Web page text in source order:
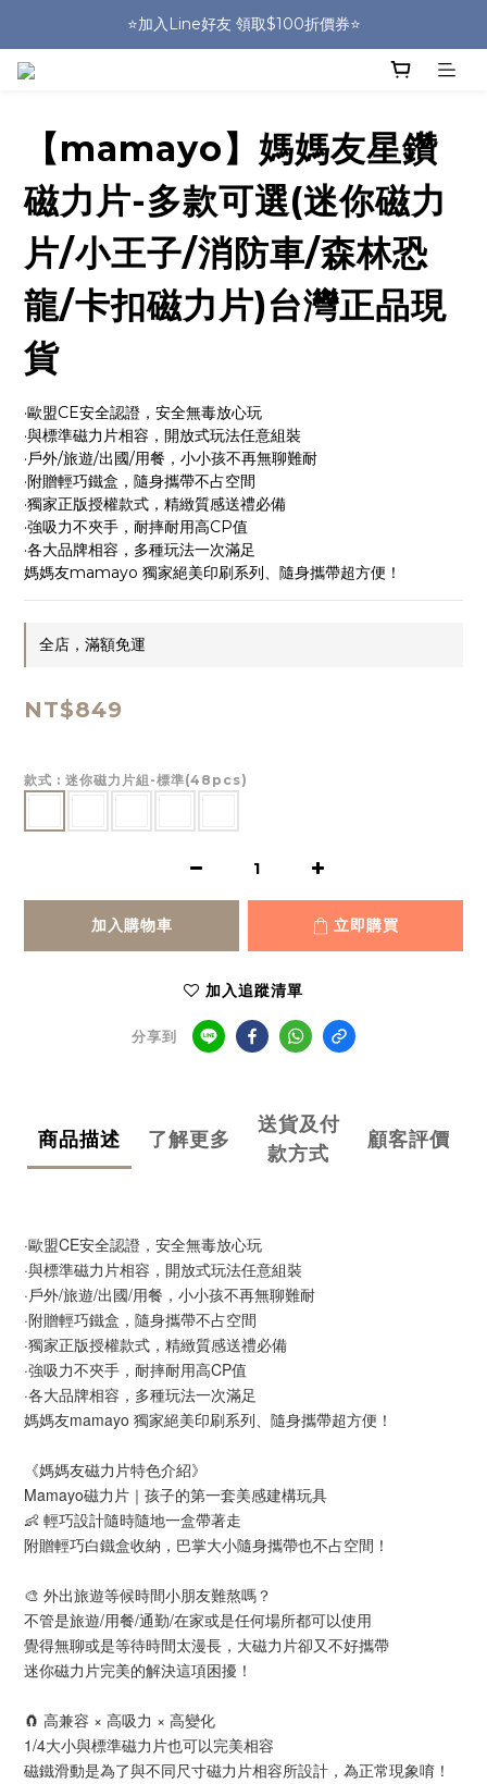
🎒HUGGER實體門市~實背才知道🎒
⭐️加入Line好友 領取$100折價券⭐️
【mamayo】媽媽友星鑽
磁力片-多款可選(迷你磁力
片/小王子/消防車/森林恐
龍/卡扣磁力片)台灣正品現
貨
·歐盟CE安全認證，安全無毒放心玩
·與標準磁力片相容，開放式玩法任意組裝
·戶外/旅遊/出國/用餐，小小孩不再無聊難耐
·附贈輕巧鐵盒，隨身攜帶不占空間
·獨家正版授權款式，精緻質感送禮必備
·強吸力不夾手，耐摔耐用高CP值
·各大品牌相容，多種玩法一次滿足
媽媽友mamayo 獨家絕美印刷系列、隨身攜帶超方便！
全店，滿額免運
NT$849
款式 : 迷你磁力片組-標準(48pcs)
加入購物車 立即購買
加入追蹤清單
分享到
商品描述 了解更多
送貨及付
款方式
顧客評價
·歐盟CE安全認證，安全無毒放心玩
·與標準磁力片相容，開放式玩法任意組裝
·戶外/旅遊/出國/用餐，小小孩不再無聊難耐
·附贈輕巧鐵盒，隨身攜帶不占空間
·獨家正版授權款式，精緻質感送禮必備
·強吸力不夾手，耐摔耐用高CP值
·各大品牌相容，多種玩法一次滿足
媽媽友mamayo 獨家絕美印刷系列、隨身攜帶超方便！
《媽媽友磁力片特色介紹》
Mamayo磁力片｜孩子的第一套美感建構玩具
👶 輕巧設計隨時隨地一盒帶著走
附贈輕巧白鐵盒收納，巴掌大小隨身攜帶也不占空間！
🎨 外出旅遊等候時間小朋友難熬嗎？
不管是旅遊/用餐/通勤/在家或是任何場所都可以使用
覺得無聊或是等待時間太漫長，大磁力片卻又不好攜帶
迷你磁力片完美的解決這項困擾！
🧲 高兼容 × 高吸力 × 高變化
1/4大小與標準磁力片也可以完美相容
磁鐵滑動是為了與不同尺寸磁力片相容所設計，為正常現象唷！